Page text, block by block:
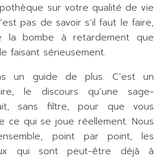
sur votre qualité de vie
pas de savoir s’il faut le faire,
la bombe à retardement que
faisant sérieusement.
un guide de plus. C’est un
le discours qu’une sage-
sans filtre, pour que vous
ce qui se joue réellement. Nous
point par point, les
qui sont peut-être déjà à